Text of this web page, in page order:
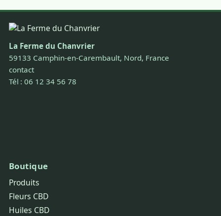
La Ferme du Chanvrier
59133 Camphin-en-Carembault, Nord, France
contact
Tél : 06 12 34 56 78
Boutique
Produits
Fleurs CBD
Huiles CBD